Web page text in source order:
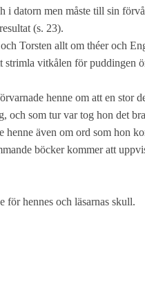
i datorn men måste till sin
(s. 23).
Torsten allt om théer och
strimla vitkålen för puddingen
henne om att en stor
och som tur var tog hon det
henne även om ord som hon
böcker kommer att
för hennes och läsarnas skull.